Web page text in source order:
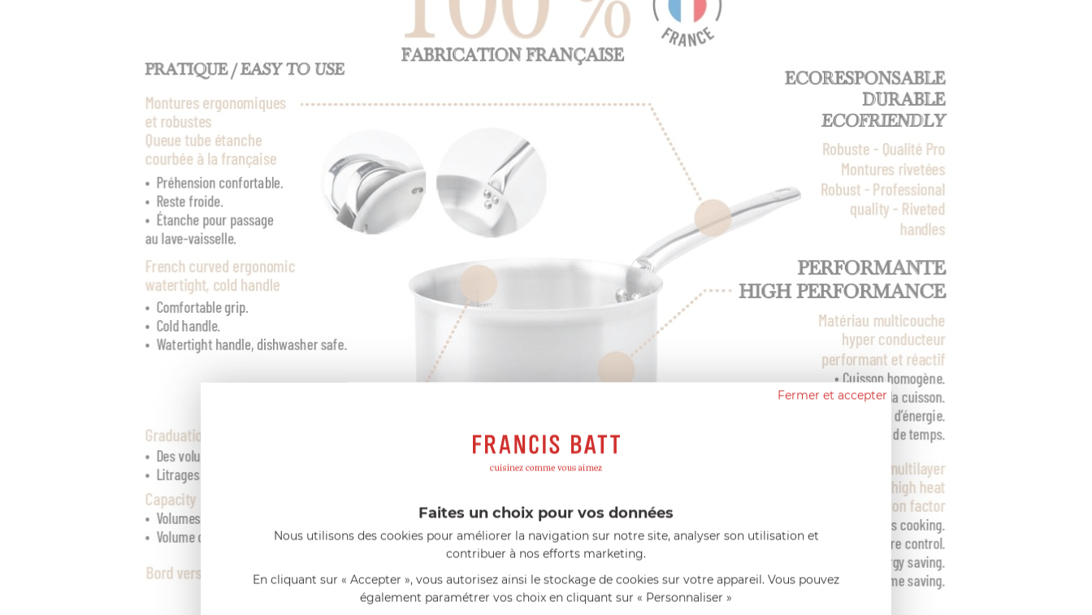
Fermer et accepter
Faites un choix pour vos données
Nous utilisons des cookies pour améliorer la navigation sur notre site, analyser son utilisation et
contribuer à nos efforts marketing.
En cliquant sur « Accepter », vous autorisez ainsi le stockage de cookies sur votre appareil. Vous pouvez
également paramétrer vos choix en cliquant sur « Personnaliser »